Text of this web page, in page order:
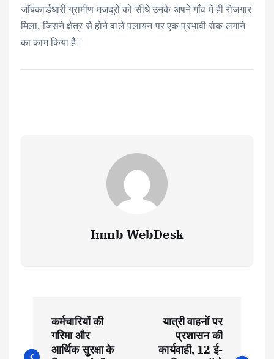
जॉबकार्डधारी ग्रामीण मजदूरों को सीधे उनके अपने गाँव में ही रोजगार
मिला, जिसने क्षेत्र से होने वाले पलायन पर एक प्रभावी रोक लगाने
का काम किया है।
Imnb WebDesk
o
कर्मचारियों की
गरिमा और
आर्थिक सुरक्षा के
यात्री वाहनों पर
प्रशासन की
कार्यवाही, 12 ई-